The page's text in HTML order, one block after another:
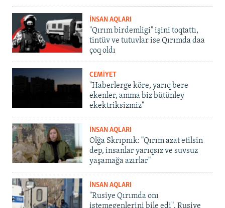
İNSAN AQLARI
"Qırım birdemligi" işini toqtattı,
tintüv ve tutuvlar ise Qırımda daa
çoq oldı
CEMİYET
"Haberlerge köre, yarıq bere
ekenler, amma biz bütünley
ekektriksizmiz"
İNSAN AQLARI
Olğa Skrıpnık: "Qırım azat etilsin
dep, insanlar yarıqsız ve suvsuz
yaşamağa azırlar"
İNSAN AQLARI
"Rusiye Qırımda onı
istemegenlerini bile edi". Rusiye